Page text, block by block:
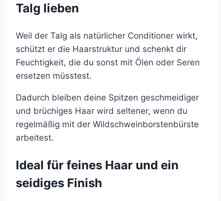
Talg lieben
Weil der Talg als natürlicher Conditioner wirkt,
schützt er die Haarstruktur und schenkt dir
Feuchtigkeit, die du sonst mit Ölen oder Seren
ersetzen müsstest.
Dadurch bleiben deine Spitzen geschmeidiger
und brüchiges Haar wird seltener, wenn du
regelmäßig mit der Wildschweinborstenbürste
arbeitest.
Ideal für feines Haar und ein
seidiges Finish